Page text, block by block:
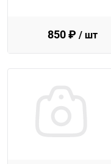
850 ₽ / шт